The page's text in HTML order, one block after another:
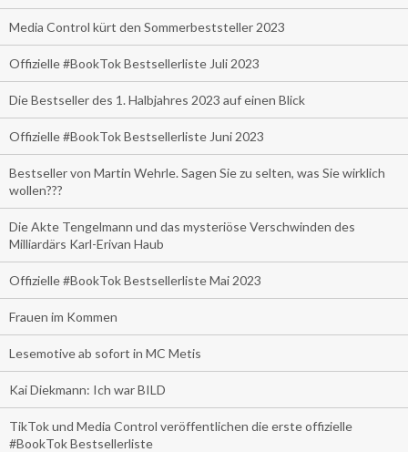
Media Control kürt den Sommerbeststeller 2023
Offizielle #BookTok Bestsellerliste Juli 2023
Die Bestseller des 1. Halbjahres 2023 auf einen Blick
Offizielle #BookTok Bestsellerliste Juni 2023
Bestseller von Martin Wehrle. Sagen Sie zu selten, was Sie wirklich
wollen???
Die Akte Tengelmann und das mysteriöse Verschwinden des
Milliardärs Karl-Erivan Haub
Offizielle #BookTok Bestsellerliste Mai 2023
Frauen im Kommen
Lesemotive ab sofort in MC Metis
Kai Diekmann: Ich war BILD
TikTok und Media Control veröffentlichen die erste offizielle
#BookTok Bestsellerliste